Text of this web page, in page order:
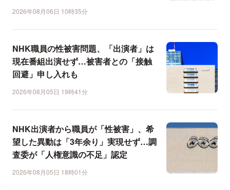
2026年08月06日 10時35分
NHK職員の性被害問題、「出演者」は
現在番組出演せず…被害者との「接触
回避」申し入れも
2026年08月05日 19時41分
NHK出演者から職員が「性被害」、希
望した異動は「3年余り」実現せず…調
査委が「人権意識の不足」認定
2026年08月05日 18時01分